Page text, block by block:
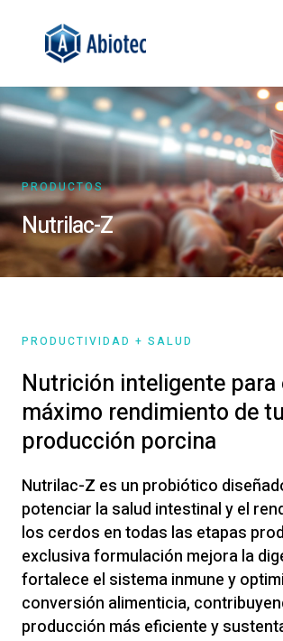
contenido
PRODUCTOS
Nutrilac-Z
PRODUCTIVIDAD + SALUD
Nutrición inteligente para
máximo rendimiento de tu
producción porcina
Nutrilac-Z es un probiótico
potenciar la salud intestinal y el
los cerdos en todas las etapas
exclusiva formulación mejora la
fortalece el sistema inmune y
conversión alimenticia,
producción más eficiente y